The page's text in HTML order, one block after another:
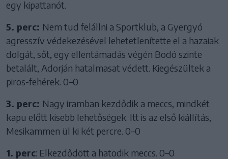
egy kipattanót.
5. perc: Nem tud felállni a Sportklub, a Gyergyó
agresszív védekezésével lehetetlenítette el a hazaiak
dolgát, sőt, egy ellentámadás végén Bodó szinte
betalált, Adorján hatalmasat védett. Kiegészültek a
piros-fehérek. 0–0
3. perc: Nagy iramban kezdődik a meccs, mindkét
kapu előtt kisebb lehetőségek. Itt is az első kiállítás,
Mesikammen ül ki két percre. 0–0
1. perc: Elkezdődött a hatodik meccs. 0–0